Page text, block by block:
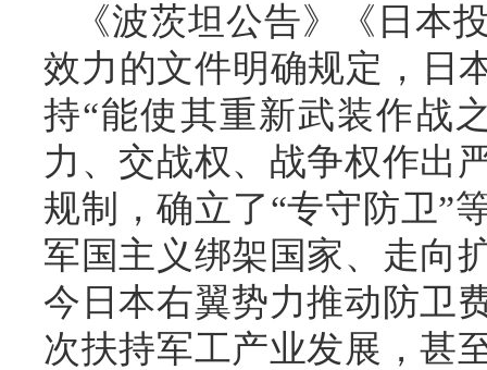
《波茨坦公告》《日本
效力的文件明确规定，日
持“能使其重新武装作战
力、交战权、战争权作出
规制，确立了“专守防卫”
军国主义绑架国家、走向
今日本右翼势力推动防卫
次扶持军工产业发展，甚